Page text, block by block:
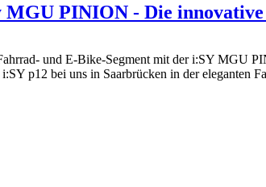
PINION - Die
und E-Bike-Segment mit der i:SY MGU
p12 bei uns in Saarbrücken in der eleganten